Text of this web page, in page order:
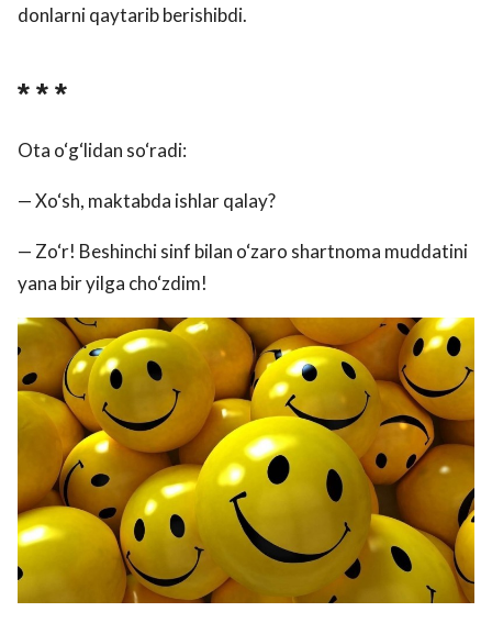
donlarni qaytarib berishibdi.
* * *
Ota o‘g‘lidan so‘radi:
— Xo‘sh, maktabda ishlar qalay?
— Zo‘r! Beshinchi sinf bilan o‘zaro shartnoma muddatini
yana bir yilga cho‘zdim!